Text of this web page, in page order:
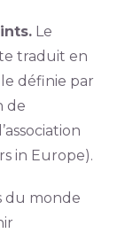
Le
traduit en
définie par
de
in Europe).
du monde